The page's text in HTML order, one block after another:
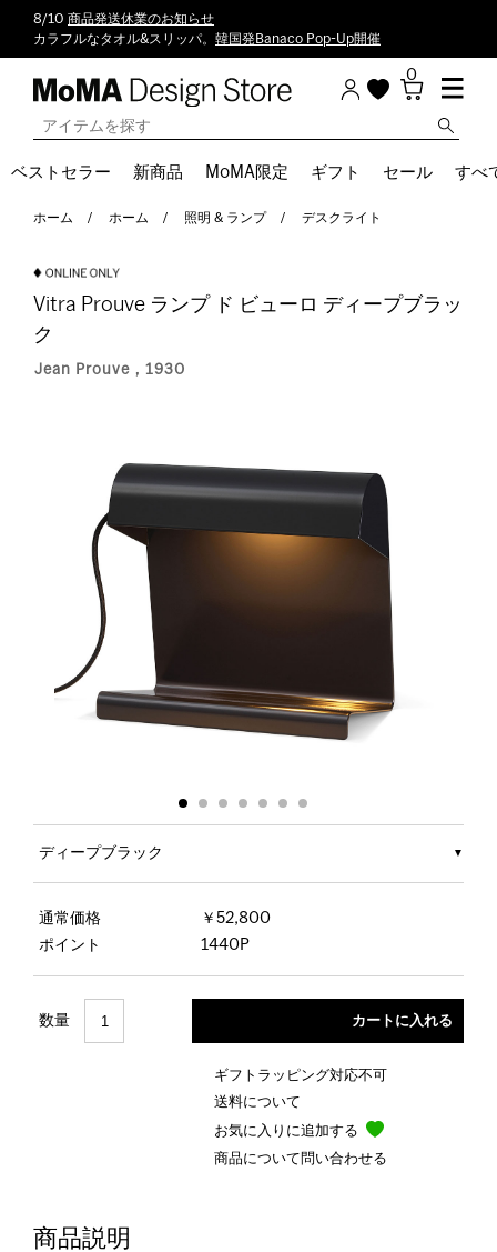
8/10 商品発送休業のお知らせ
カラフルなタオル&スリッパ。 韓国発Banaco Pop-Up開催
0
ベストセラー 新商品 MoMA限定 ギフト セール すべ
ホーム ホーム 照明 & ランプ デスクライト
Vitra Prouve ランプ ド ビューロ ディープブラッ
ク
Jean Prouve，1930
ディープブラック
通常価格
￥52,800
ポイント
1440P
数量
ギフトラッピング対応不可
送料について
お気に入りに追加する
商品について問い合わせる
商品説明